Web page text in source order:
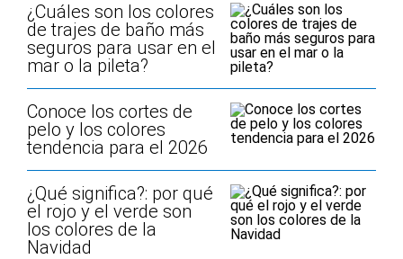
¿Cuáles son los colores
de trajes de baño más
seguros para usar en el
mar o la pileta?
Conoce los cortes de
pelo y los colores
tendencia para el 2026
¿Qué significa?: por qué
el rojo y el verde son
los colores de la
Navidad